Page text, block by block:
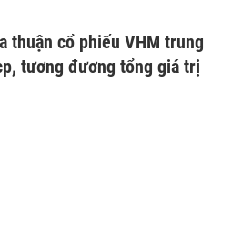
thuận cổ phiếu VHM trung
tương đương tổng giá trị